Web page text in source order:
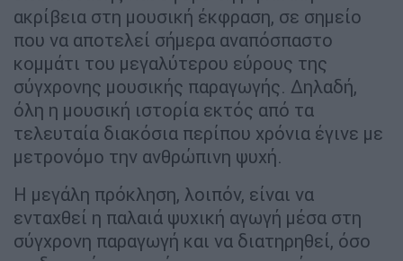
ακρίβεια στη μουσική έκφραση, σε σημείο
που να αποτελεί σήμερα αναπόσπαστο
κομμάτι του μεγαλύτερου εύρους της
σύγχρονης μουσικής παραγωγής. Δηλαδή,
όλη η μουσική ιστορία εκτός από τα
τελευταία διακόσια περίπου χρόνια έγινε με
μετρονόμο την ανθρώπινη ψυχή.
Η μεγάλη πρόκληση, λοιπόν, είναι να
ενταχθεί η παλαιά ψυχική αγωγή μέσα στη
σύγχρονη παραγωγή και να διατηρηθεί, όσο